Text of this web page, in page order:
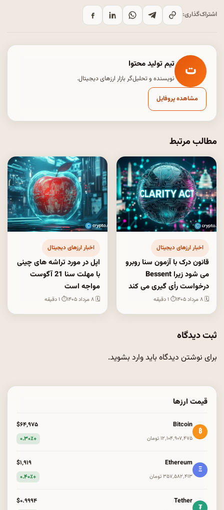
اشتراک‌گذاری:
ت تیم تولید محتوا
نویسنده و تحلیل‌گر بازار ارزهای دیجیتال.
مشاهده پروفایل
مطالب مرتبط
اخبار ارزهای دیجیتال
قانون درک با آزمون سنا روبرو
می شود زیرا Bessent
درخواست رأی گیری می کند
🗓 ۸ مرداد ۱۴۰۵ ⏱ ۱ دقیقه
اخبار ارزهای دیجیتال
اپل در مورد تراشه های چینی
با مهلت سنا 21 آگوست
مواجه است
🗓 ۸ مرداد ۱۴۰۵ ⏱ ۱ دقیقه
ثبت دیدگاه
برای نوشتن دیدگاه بایدوارد بشوید.
قیمت ارزها
₿
Bitcoin
۱۲٬۱۰۴٬۹۰۷٬۴۷۵ تومان
$۶۴٬۹۷۵
+۰.۳۰٪
Ξ
Ethereum
۳۵۷٬۵۸۲٬۴۱۳ تومان
$۱٬۹۱۹
+۰.۴۰٪
₮
Tether
$۰.۹۹۹۴